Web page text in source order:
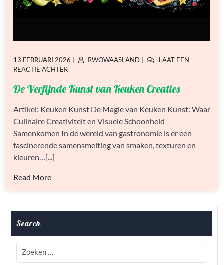
GEPLAATST
OP
13 FEBRUARI 2026
GEPLAATST
RWOWAASLAND
LAAT EEN
REACTIE ACHTEROP
VERFIJNDE
VAN
CREATIES
De Verfijnde Kunst van Keuken Creaties
Artikel: Keuken Kunst De Magie van Keuken Kunst: Waar
Culinaire Creativiteit en Visuele Schoonheid
Samenkomen In de wereld van gastronomie is er een
fascinerende samensmelting van smaken, texturen en
kleuren…[...]
Read More
Search